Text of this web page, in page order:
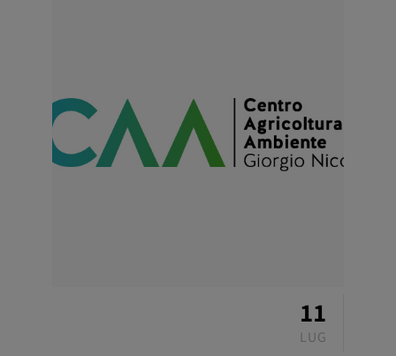
11
LUG